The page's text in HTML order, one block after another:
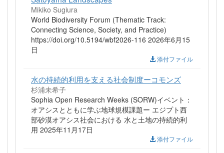
Mikiko Sugiura
World Biodiversity Forum (Thematic Track:
Connecting Science, Society, and Practice)
https://doi.org/10.5194/wbf2026-116 2026年6月15
日
添付ファイル
水の持続的利用を支える社会制度ーコモンズ
杉浦未希子
Sophia Open Research Weeks (SORW)イベント：
オアシスとともに学ぶ地球規模課題ー エジプト西
部砂漠オアシス社会における 水と土地の持続的利
用 2025年11月17日
添付ファイル